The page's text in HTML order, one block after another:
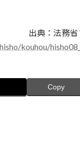
出典：法務
kouhou/
Copy